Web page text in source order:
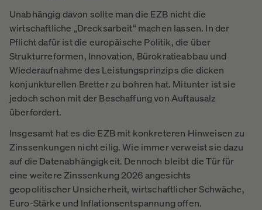
Unabhängig davon sollte man die EZB nicht die
wirtschaftliche „Drecksarbeit“ machen lassen. In der
Pflicht dafür ist die europäische Politik, die über
Strukturreformen, Innovation, Bürokratieabbau und
Wiederaufnahme des Leistungsprinzips die dicken
konjunkturellen Bretter zu bohren hat. Mitunter ist sie
jedoch schon mit der Beschaffung von Auftausalz
überfordert.
Insgesamt hat es die EZB mit konkreteren Hinweisen zu
Zinssenkungen nicht eilig. Wie immer verweist sie dazu
auf die Datenabhängigkeit. Dennoch bleibt die Tür für
eine weitere Zinssenkung 2026 angesichts
geopolitischer Unsicherheit, wirtschaftlicher Schwäche,
Euro-Stärke und Inflationsentspannung offen.